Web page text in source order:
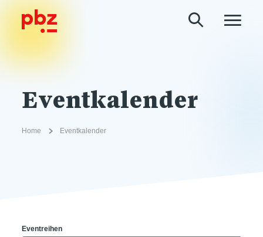
Eventkalender
Home Eventkalender
Eventreihen